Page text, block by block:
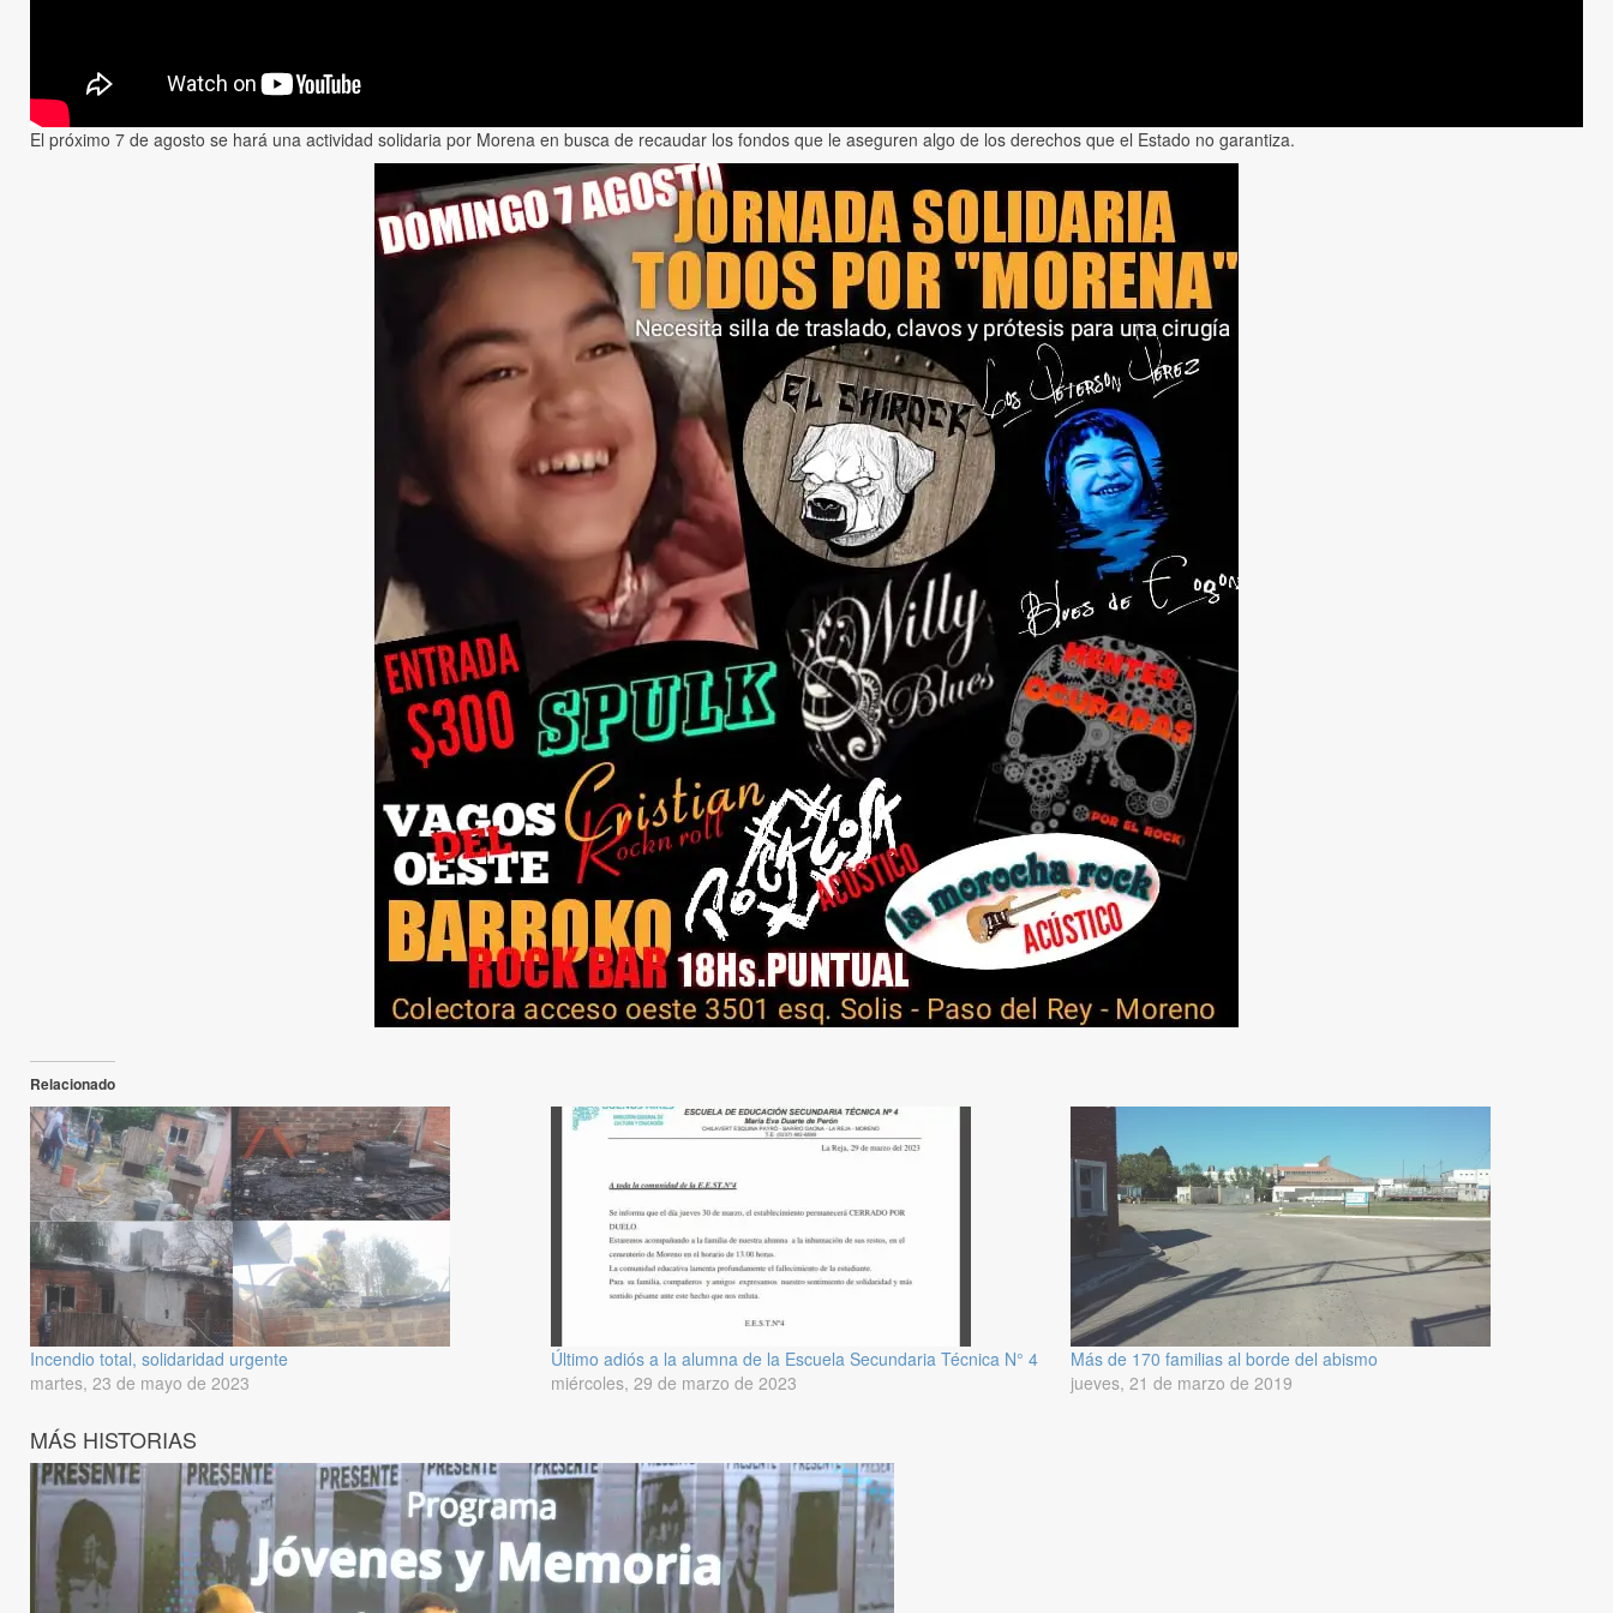
El próximo 7 de agosto se hará una actividad solidaria por Morena en busca de recaudar los fondos que le aseguren algo de los derechos que el Estado no garantiza.
Relacionado
Incendio total, solidaridad urgente
martes, 23 de mayo de 2023
Último adiós a la alumna de la Escuela Secundaria Técnica N° 4
miércoles, 29 de marzo de 2023
Más de 170 familias al borde del abismo
jueves, 21 de marzo de 2019
MÁS HISTORIAS